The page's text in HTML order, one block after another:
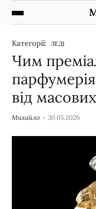
Категорії: ЛЕДІ
Чим
парфумерія
від
Михайло 30.05.2026